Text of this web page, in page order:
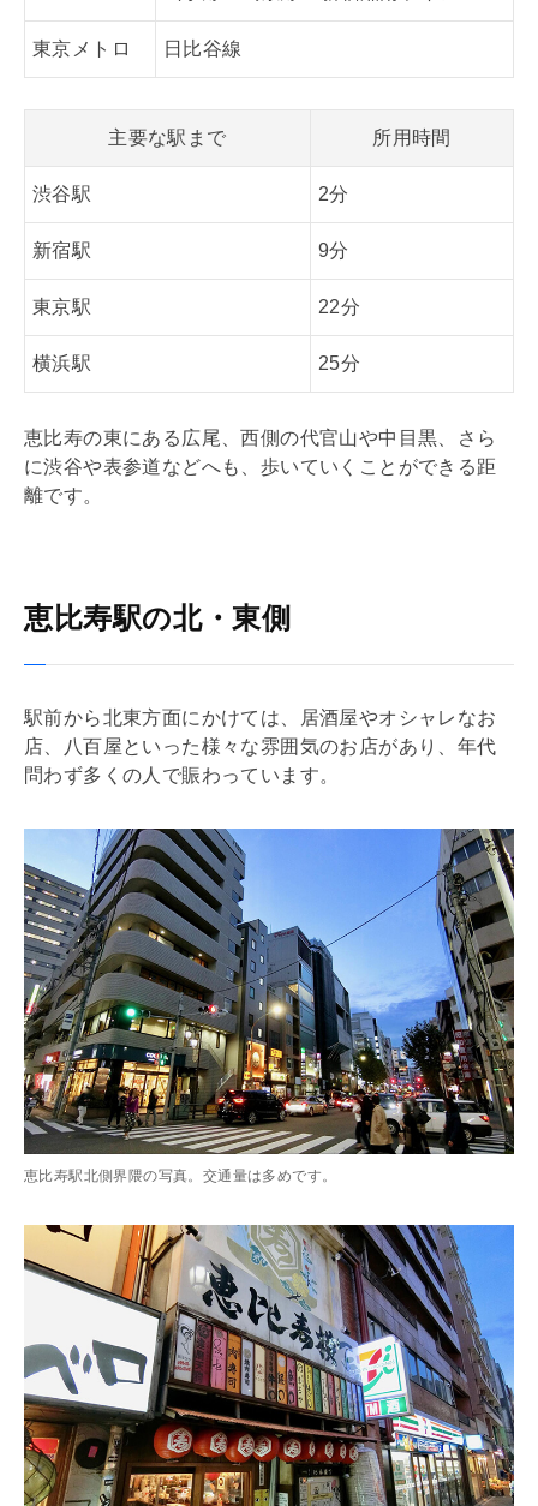
東京メトロ 日比谷線
主要な駅まで 所用時間
渋谷駅 2分
新宿駅 9分
東京駅 22分
横浜駅 25分
恵比寿の東にある広尾、西側の代官山や中目黒、さら
に渋谷や表参道などへも、歩いていくことができる距
離です。
恵比寿駅の北・東側
駅前から北東方面にかけては、居酒屋やオシャレなお
店、八百屋といった様々な雰囲気のお店があり、年代
問わず多くの人で賑わっています。
恵比寿駅北側界隈の写真。交通量は多めです。